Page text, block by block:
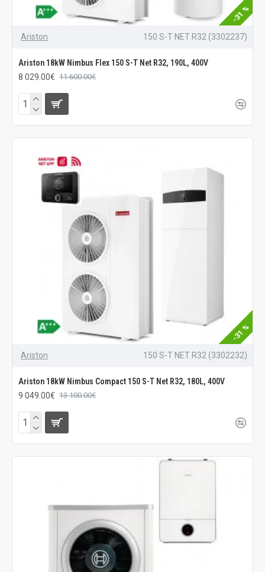
-31 %
Ariston 150 S-T NET R32 (3302237)
Ariston 18kW Nimbus Flex 150 S-T Net R32, 190L, 400V
8 029.00€ 11 600.00€
-31 %
Ariston 150 S-T NET R32 (3302232)
Ariston 18kW Nimbus Compact 150 S-T Net R32, 180L, 400V
9 049.00€ 13 100.00€